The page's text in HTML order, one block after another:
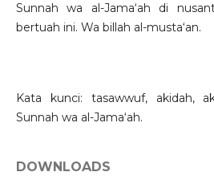
Sunnah wa al-Jama‘ah di
bertuah ini. Wa billah al-musta‘an.
Kata kunci: tasawwuf, akidah,
Sunnah wa al-Jama‘ah.
DOWNLOADS